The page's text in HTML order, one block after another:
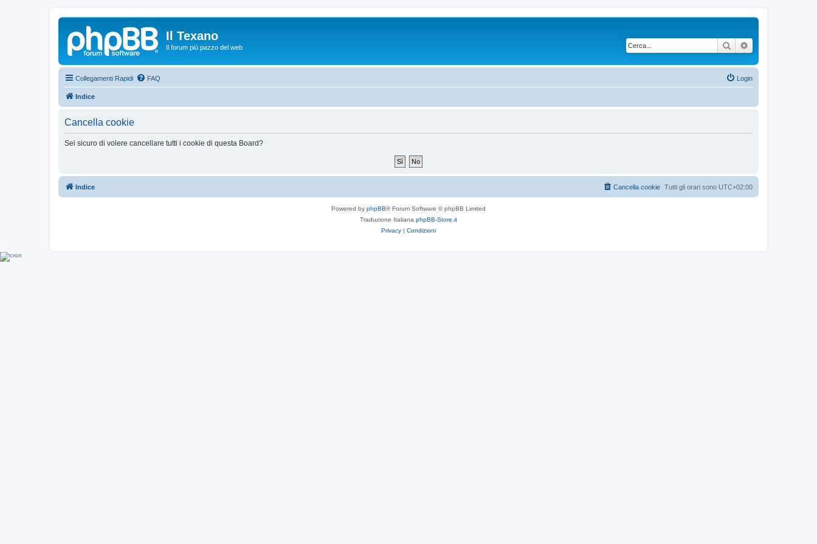
Il Texano
Il forum più pazzo del web Cerca
Collegamenti Rapidi FAQ Login
Indice
Cancella cookie
Sei sicuro di volere cancellare tutti i cookie di questa Board?
Indice Tutti gli orari sono UTC+02:00
Cancella cookie
Powered by phpBB® Forum Software © phpBB Limited
Traduzione Italiana phpBB-Store.it
Privacy | Condizioni